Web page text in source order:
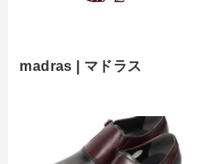
madras | マドラス